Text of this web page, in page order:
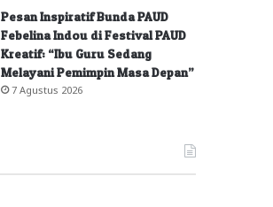
Pesan Inspiratif Bunda PAUD
Febelina Indou di Festival PAUD
Kreatif: “Ibu Guru Sedang
Melayani Pemimpin Masa Depan”
7 Agustus 2026